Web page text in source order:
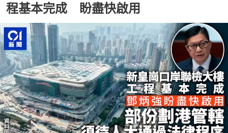
程基本完成 盼盡快啟用